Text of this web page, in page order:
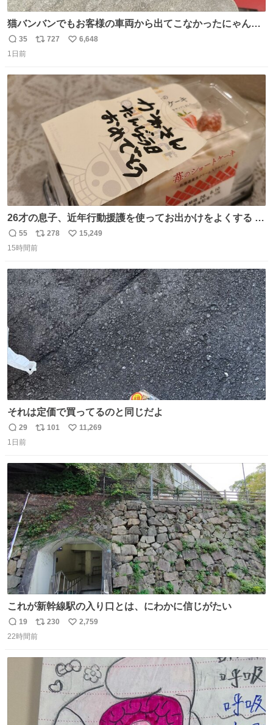
猫バンバンでもお客様の車両から出てこなかったにゃんこ
🐈 救出しようとした工場長が腕を引っ掻かれ、ぱんぱんに
膨れ上がり、傷だらけ血だらけになりながらも何とか救出
返
信
35
リ
ト
数
727
い
数
6,648
1日前
26才の息子、近年行動援護を使ってお出かけをよくする 親
との外出はもう嫌らしい。 中身は小学生位なのに小癪な😅
昨日は夜のショッピングモールに行った 先に寝といてよ❗
れ買いに行ってくれたんだ…😭
返
信
55
リ
ポ
ト
数
278
い
数
15,249
15時間前
それは定価で買ってるのと同じだよ
返
信
29
リ
数
101
い
数
11,269
1日前
これが新幹線駅の入り口とは、にわかに信じがたい
返
信
19
リ
ポ
ト
230
い
数
2,759
22時間前